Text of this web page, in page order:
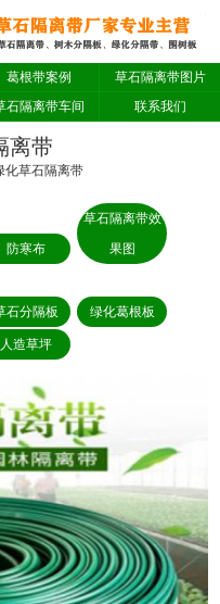
葛根带案例
草石隔离带图片
石隔离带车间 联系我们
离带
化草石隔离带
防寒布
草石隔离带效
果图
石分隔板 绿化葛根板
人造草坪